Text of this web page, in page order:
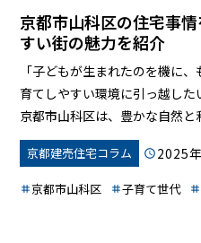
京都市山科区の住宅事
すい街の魅力を紹介
「子どもが生まれたのを機に
育てしやすい環境に引っ越した
京都市山科区は、豊かな自然
に人気のエリアです。この記事
徹底解説！価格相場から、子
なたの家探しをサポートします
京都建売住宅コラム 2025
京都市山科区 子育て世代